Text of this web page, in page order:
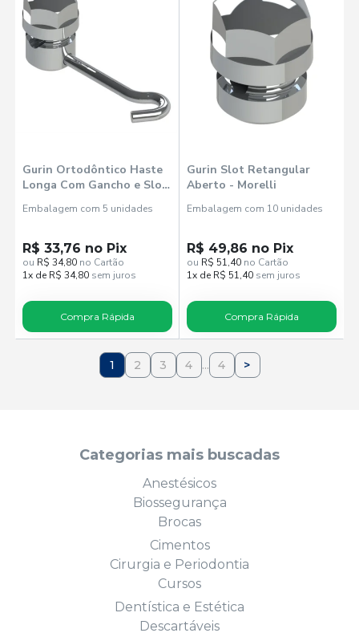
Gurin Ortodôntico Haste
Longa Com Gancho e Slot
Esquerdo 3505005 -
Embalagem com 5 unidades
R$ 33,76 no Pix
ou R$ 34,80 no Cartão
1x de R$ 34,80 sem juros
Compra Rápida
Gurin Slot Retangular
Aberto - Morelli
Embalagem com 10 unidades
R$ 49,86 no Pix
ou R$ 51,40 no Cartão
1x de R$ 51,40 sem juros
Compra Rápida
1 2 3 4 ... 4 >
Categorias mais buscadas
Anestésicos
Biossegurança
Brocas
Cimentos
Cirurgia e Periodontia
Cursos
Dentística e Estética
Descartáveis